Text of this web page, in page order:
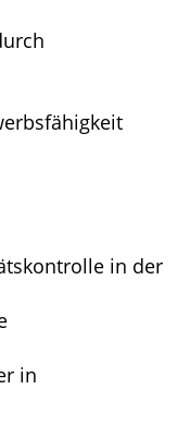
in der
in